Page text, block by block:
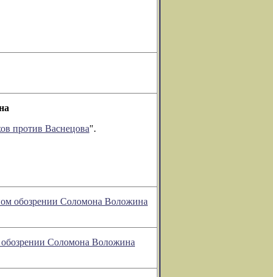
против Васнецова".
обозрении Соломона Воложина
Соломона Воложина